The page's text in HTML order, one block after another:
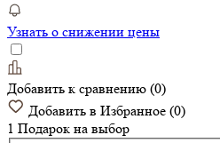
Узнать о снижении цены
Добавить к сравнению (0)
Добавить в Избранное (0)
1 Подарок на выбор